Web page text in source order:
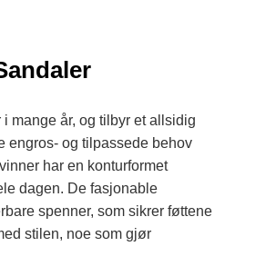
mange år, og tilbyr et allsidig
engros- og tilpassede behov
har en konturformet
dagen. De fasjonable
spenner, som sikrer føttene
stilen, noe som gjør